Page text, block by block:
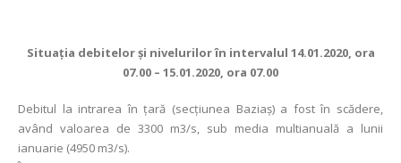
Situaţia debitelor şi nivelurilor în intervalul 14.01.2020, ora
07.00 – 15.01.2020, ora 07.00
Debitul la intrarea în ţară (secţiunea Baziaş) a fost în scădere,
având valoarea de 3300 m3/s, sub media multianuală a lunii
ianuarie (4950 m3/s).